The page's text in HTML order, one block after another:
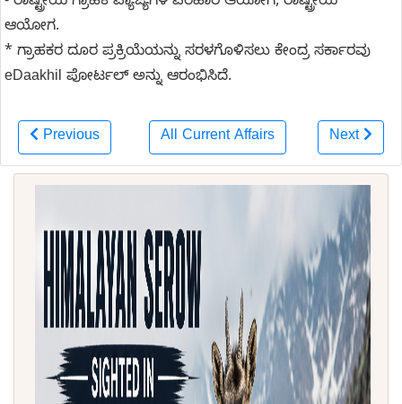
ಆಯೋಗ.
* ಗ್ರಾಹಕರ ದೂರ ಪ್ರಕ್ರಿಯೆಯನ್ನು ಸರಳಗೊಳಿಸಲು ಕೇಂದ್ರ ಸರ್ಕಾರವು
eDaakhil ಪೋರ್ಟಲ್ ಅನ್ನು ಆರಂಭಿಸಿದೆ.
Previous All Current Affairs Next